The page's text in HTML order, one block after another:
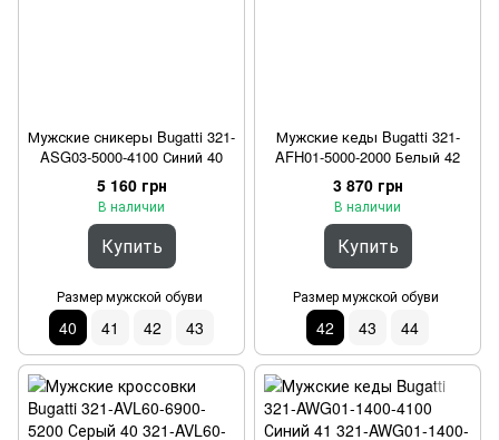
Мужские сникеры Bugatti 321-
ASG03-5000-4100 Синий 40
5 160 грн
В наличии
Купить
Размер мужской обуви
40 41 42 43
Мужские кеды Bugatti 321-
AFH01-5000-2000 Белый 42
3 870 грн
В наличии
Купить
Размер мужской обуви
42 43 44